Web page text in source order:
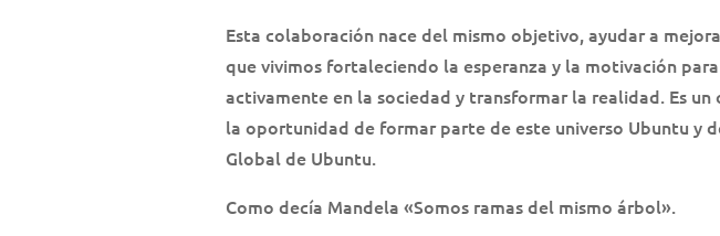
Esta colaboración nace del mismo objetivo, ayudar a
que vivimos fortaleciendo la esperanza y la motivación
activamente en la sociedad y transformar la realidad. Es
la oportunidad de formar parte de este universo Ubuntu y
Global de Ubuntu.
Como decía Mandela «Somos ramas del mismo árbol».